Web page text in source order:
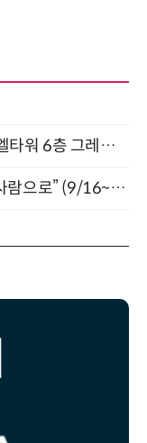
Next AI & Big Data Summit 2026 엘타워 6층 그레이스홀 개최 (9/18)
“AI에게 묻는 사람에서, AI로 만드는 사람으로” (9/16~17)